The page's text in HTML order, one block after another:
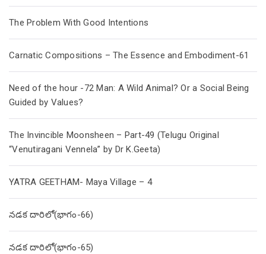
The Problem With Good Intentions
Carnatic Compositions – The Essence and Embodiment-61
Need of the hour -72 Man: A Wild Animal? Or a Social Being
Guided by Values?
The Invincible Moonsheen – Part-49 (Telugu Original
“Venutiragani Vennela” by Dr K.Geeta)
YATRA GEETHAM- Maya Village – 4
నడక దారిలో(భాగం-66)
నడక దారిలో(భాగం-65)